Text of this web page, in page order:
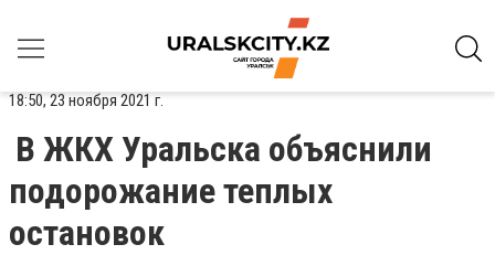
18:50, 23 ноября 2021 г.
В ЖКХ Уральска объяснили
подорожание теплых
остановок